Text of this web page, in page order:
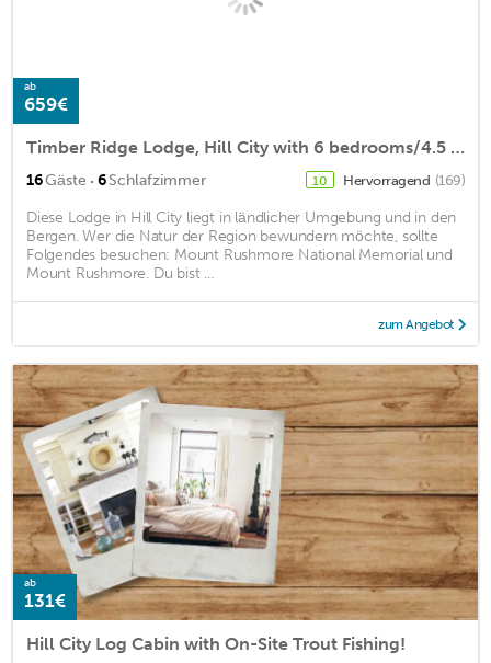
ab
659€
Timber Ridge Lodge, Hill City with 6 bedrooms/4.5 baths 7 acres, stream, meadow!
16Gäste · 6Schlafzimmer 10 Hervorragend (169)
Diese Lodge in Hill City liegt in ländlicher Umgebung und in den
Bergen. Wer die Natur der Region bewundern möchte, sollte
Folgendes besuchen: Mount Rushmore National Memorial und
Mount Rushmore. Du bist ...
zum Angebot
ab
131€
Hill City Log Cabin with On-Site Trout Fishing!